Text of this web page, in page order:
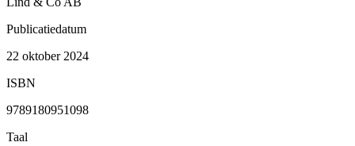
Publicatiedatum
22 oktober 2024
ISBN
9789180951098
Taal